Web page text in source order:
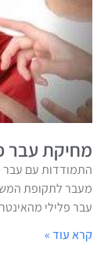
מחיקת עבר
התמודדות עם עבר
מעבר לתקופת
עבר פלילי
קרא עוד »